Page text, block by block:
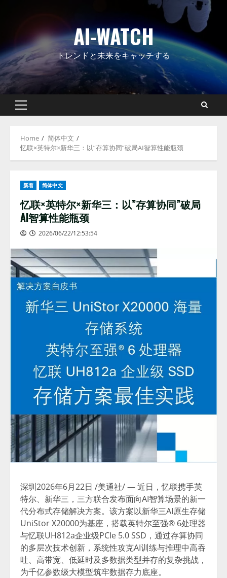
AI-WATCH
トレンドと未来をキャッチする
Primary
Home
简体中文
忆联×英特尔×新华三：以”存算协同”破局AI智算性能瓶颈
新着 简体中文
忆联×英特尔×新华三：以”存算协同”破局
AI智算性能瓶颈
2026/06/22/12:53:54
深圳2026年6月22日 /美通社/ — 近日，忆联携手英
特尔、新华三，三方联合发布面向AI智算场景的新一
代分布式存储解决方案。该方案以新华三AI原生存储
UniStor X20000为基座，搭载英特尔至强® 6处理器
与忆联UH812a企业级PCIe 5.0 SSD，通过存算协同
的多层次技术创新，系统性攻克AI训练与推理中高吞
吐、高带宽、低延时及多数据类型并存的复杂挑战，
为千亿参数级大模型筑牢数据存力底座。